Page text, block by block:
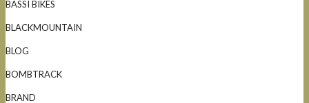
BASSI BIKES
BLACKMOUNTAIN
BLOG
BOMBTRACK
BRAND